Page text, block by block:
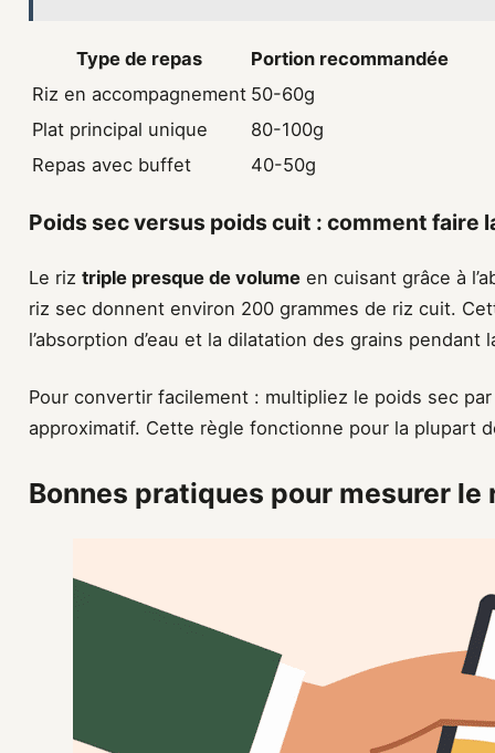
Type de repas
Portion recommandée
Riz en accompagnement 50-60g
Plat principal unique
80-100g
Repas avec buffet
40-50g
Poids sec versus poids cuit : comment faire
Le riz triple presque de volume en cuisant grâce à
riz sec donnent environ 200 grammes de riz cuit.
l’absorption d’eau et la dilatation des grains pendant
Pour convertir facilement : multipliez le poids sec
approximatif. Cette règle fonctionne pour la plupart
Bonnes pratiques pour mesurer le